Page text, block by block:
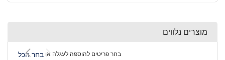
מוצרים נלווים
בחר פריטים להוספה לעגלה או בחר הכל